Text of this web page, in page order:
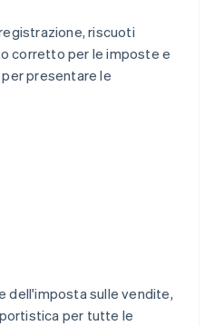
riscuoti
corretto per le imposte e
presentare le
dell'imposta sulle vendite,
per tutte le